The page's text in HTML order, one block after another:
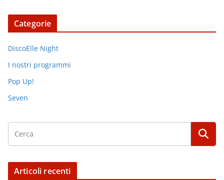
Categorie
DiscoElle Night
I nostri programmi
Pop Up!
Seven
Articoli recenti